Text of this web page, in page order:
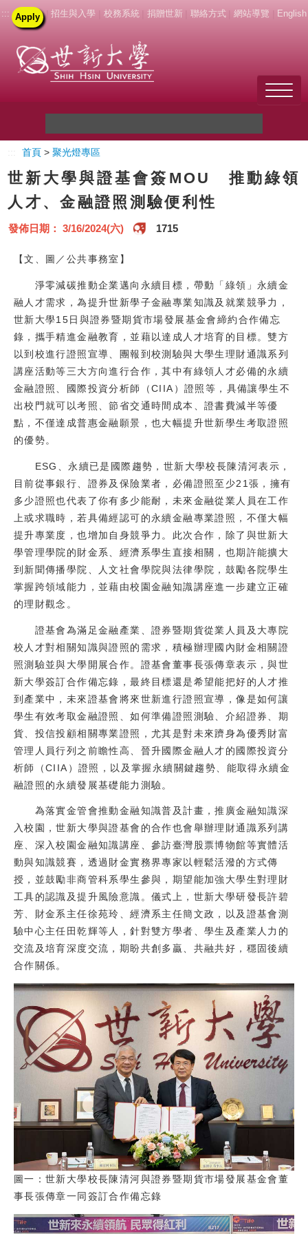
::: Apply | 招生與入學 校務系統 捐贈世新 聯絡方式 網站導覽 English
關於世新
未來學生
新生
在校生
教職員
校友
媒體
首頁 >聚光燈專區
世新大學與證基會簽MOU 推動綠領
人才、金融證照測驗便利性
發佈日期： 3/16/2024(六) 1715
【文、圖／公共事務室】
淨零減碳推動企業邁向永續目標，帶動「綠領」永續金
融人才需求，為提升世新學子金融專業知識及就業競爭力，
世新大學15日與證券暨期貨市場發展基金會締約合作備忘
錄，攜手精進金融教育，並藉以達成人才培育的目標。雙方
以到校進行證照宣導、團報到校測驗與大學生理財通識系列
講座活動等三大方向進行合作，其中有綠領人才必備的永續
金融證照、國際投資分析師（CIIA）證照等，具備讓學生不
出校門就可以考照、節省交通時間成本、證書費減半等優
點，不僅達成普惠金融願景，也大幅提升世新學生考取證照
的優勢。
ESG、永續已是國際趨勢，世新大學校長陳清河表示，
目前從事銀行、證券及保險業者，必備證照至少21張，擁有
多少證照也代表了你有多少能耐，未來金融從業人員在工作
上或求職時，若具備經認可的永續金融專業證照，不僅大幅
提升專業度，也增加自身競爭力。此次合作，除了與世新大
學管理學院的財金系、經濟系學生直接相關，也期許能擴大
到新聞傳播學院、人文社會學院與法律學院，鼓勵各院學生
掌握跨領域能力，並藉由校園金融知識講座進一步建立正確
的理財觀念。
證基會為滿足金融產業、證券暨期貨從業人員及大專院
校人才對相關知識與證照的需求，積極辦理國內財金相關證
照測驗並與大學開展合作。證基會董事長張傳章表示，與世
新大學簽訂合作備忘錄，最終目標還是希望能把好的人才推
到產業中，未來證基會將來世新進行證照宣導，像是如何讓
學生有效考取金融證照、如何準備證照測驗、介紹證券、期
貨、投信投顧相關專業證照，尤其是對未來躋身為優秀財富
管理人員行列之前瞻性高、晉升國際金融人才的國際投資分
析師（CIIA）證照，以及掌握永續關鍵趨勢、能取得永續金
融證照的永續發展基礎能力測驗。
為落實金管會推動金融知識普及計畫，推廣金融知識深
入校園，世新大學與證基會的合作也會舉辦理財通識系列講
座、深入校園金融知識講座、參訪臺灣股票博物館等實體活
動與知識競賽，透過財金實務界專家以輕鬆活潑的方式傳
授，並鼓勵非商管科系學生參與，期望能加強大學生對理財
工具的認識及提升風險意識。儀式上，世新大學研發長許碧
芳、財金系主任徐苑玲、經濟系主任簡文政，以及證基會測
驗中心主任田乾輝等人，針對雙方學者、學生及產業人力的
交流及培育深度交流，期盼共創多贏、共融共好，穩固後續
合作關係。
圖一：世新大學校長陳清河與證券暨期貨市場發展基金會董
事長張傳章一同簽訂合作備忘錄